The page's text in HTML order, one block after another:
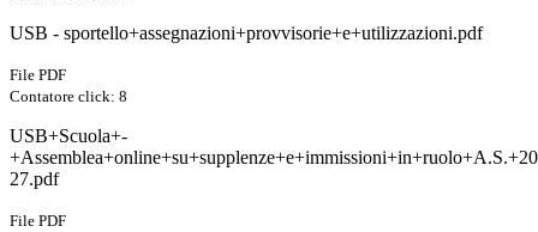
USB - sportello+assegnazioni+provvisorie+e+utilizzazioni.pdf
File PDF
Contatore click: 8
USB+Scuola+-
27.pdf
File PDF